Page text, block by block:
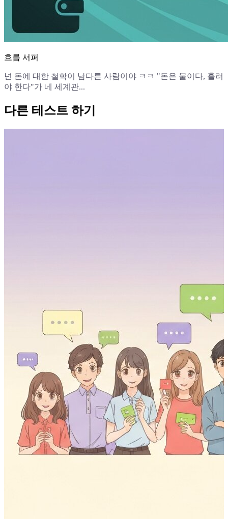
흐름 서퍼
넌 돈에 대한 철학이 남다른 사람이야 ㅋㅋ "돈은 물이다, 흘러
야 한다"가 네 세계관...
다른 테스트 하기